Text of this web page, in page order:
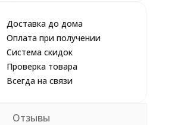
Доставка до дома
Оплата при получении
Система скидок
Проверка товара
Всегда на связи
Отзывы